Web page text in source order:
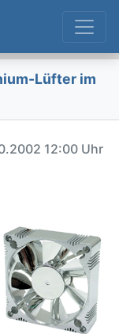
Lüfter im
12:00 Uhr